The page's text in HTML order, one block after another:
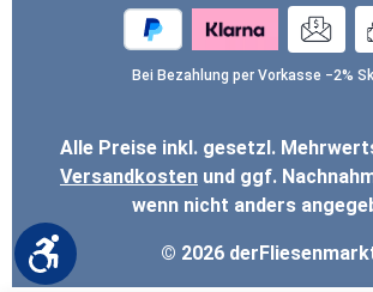
Bei Bezahlung per Vorkasse −2%
© 2026
Alle Preise inkl. gesetzl.
Versandkosten und ggf.
wenn nicht anders
Werkzeugleiste anzeigen